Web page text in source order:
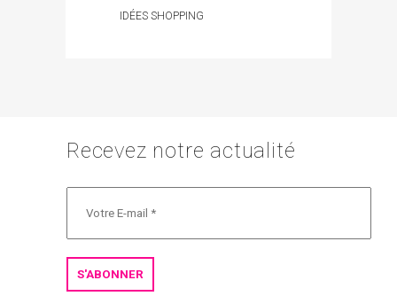
IDÉES SHOPPING
Recevez notre actualité